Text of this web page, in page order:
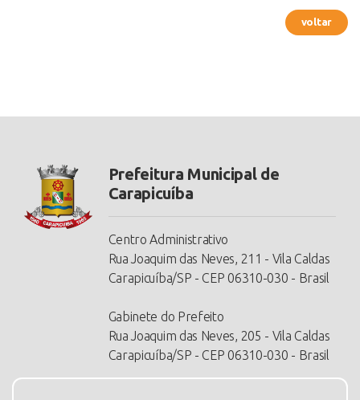
voltar
Prefeitura Municipal de
Carapicuíba
Centro Administrativo
Rua Joaquim das Neves, 211 - Vila Caldas
Carapicuíba/SP - CEP 06310-030 - Brasil
Gabinete do Prefeito
Rua Joaquim das Neves, 205 - Vila Caldas
Carapicuíba/SP - CEP 06310-030 - Brasil